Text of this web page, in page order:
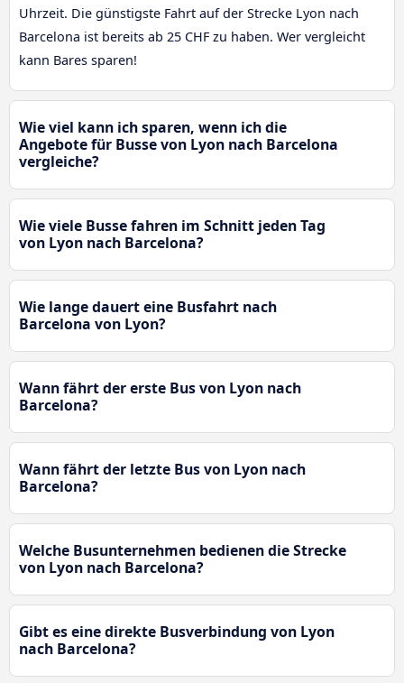
Uhrzeit. Die günstigste Fahrt auf der Strecke Lyon nach
Barcelona ist bereits ab 25 CHF zu haben. Wer vergleicht
kann Bares sparen!
Wie viel kann ich sparen, wenn ich die
Angebote für Busse von Lyon nach Barcelona
vergleiche?
Wie viele Busse fahren im Schnitt jeden Tag
von Lyon nach Barcelona?
Wie lange dauert eine Busfahrt nach
Barcelona von Lyon?
Wann fährt der erste Bus von Lyon nach
Barcelona?
Wann fährt der letzte Bus von Lyon nach
Barcelona?
Welche Busunternehmen bedienen die Strecke
von Lyon nach Barcelona?
Gibt es eine direkte Busverbindung von Lyon
nach Barcelona?